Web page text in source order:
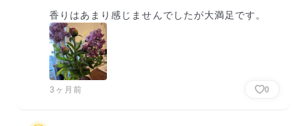
香りはあまり感じませんでしたが大満足です。
3ヶ月前 0